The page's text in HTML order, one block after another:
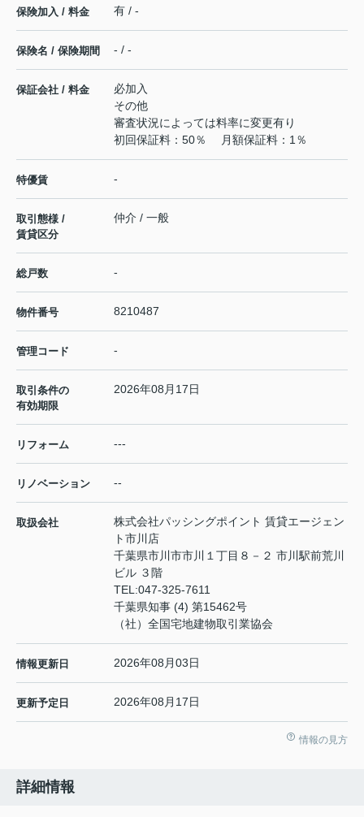
保険加入 / 料金 有 / -
保険名 / 保険期間 - / -
保証会社 / 料金
必加入
その他
審査状況によっては料率に変更有り
初回保証料：50％ 月額保証料：1％
特優賃 -
取引態様 /
賃貸区分
仲介 / 一般
総戸数 -
物件番号 8210487
管理コード -
取引条件の
有効期限
2026年08月17日
リフォーム ---
リノベーション --
取扱会社
株式会社パッシングポイント 賃貸エージェン
ト市川店
千葉県市川市市川１丁目８－２ 市川駅前荒川
ビル ３階
TEL:047-325-7611
千葉県知事 (4) 第15462号
（社）全国宅地建物取引業協会
情報更新日 2026年08月03日
更新予定日 2026年08月17日
情報の見方
詳細情報